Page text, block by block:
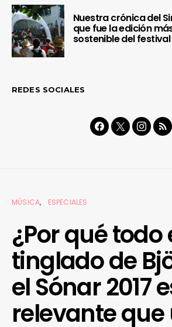
Nuestra crónica del
que fue la edición
sostenible del festival
REDES SOCIALES
MÚSICA ESPECIALES
¿Por qué todo
tinglado de
el Sónar 2017
relevante que